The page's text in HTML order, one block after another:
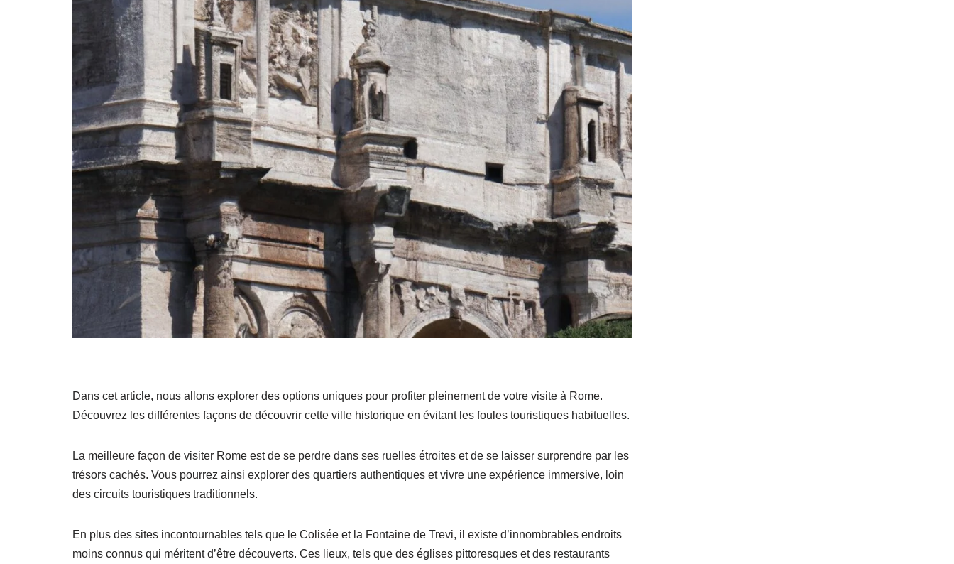
Dans cet article, nous allons explorer des options uniques pour profiter pleinement de votre visite à Rome.
Découvrez les différentes façons de découvrir cette ville historique en évitant les foules touristiques habituelles.
La meilleure façon de visiter Rome est de se perdre dans ses ruelles étroites et de se laisser surprendre par les
trésors cachés. Vous pourrez ainsi explorer des quartiers authentiques et vivre une expérience immersive, loin
des circuits touristiques traditionnels.
En plus des sites incontournables tels que le Colisée et la Fontaine de Trevi, il existe d’innombrables endroits
moins connus qui méritent d’être découverts. Ces lieux, tels que des églises pittoresques et des restaurants